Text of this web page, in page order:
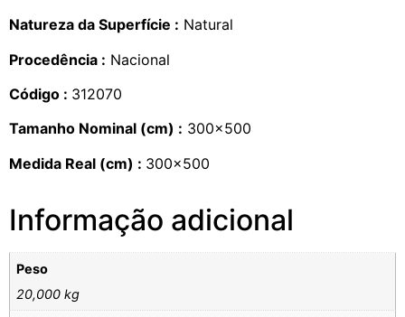
Natureza da Superfície : Natural
Procedência : Nacional
Código : 312070
Tamanho Nominal (cm) : 300×500
Medida Real (cm) : 300×500
Informação adicional
Peso
20,000 kg